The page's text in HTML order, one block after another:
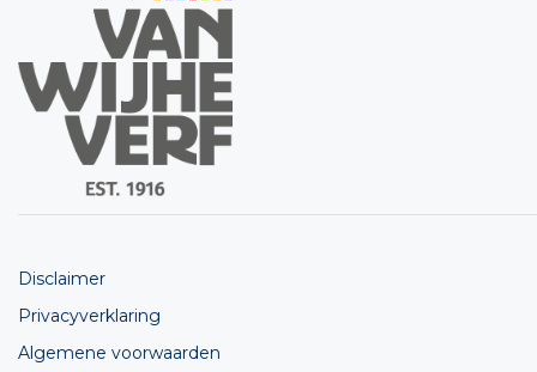
Disclaimer
Privacyverklaring
Algemene voorwaarden